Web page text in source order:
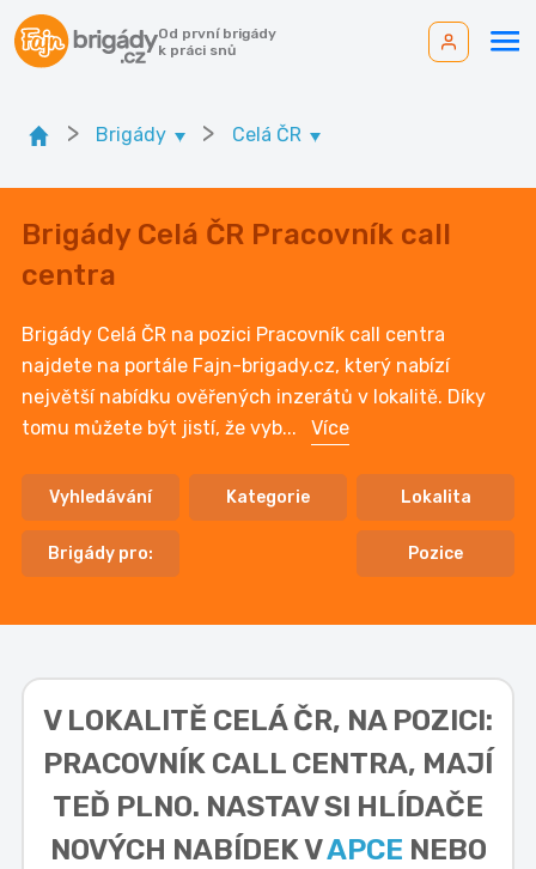
Od první brigády
k práci snů
> Brigády > Celá ČR
Brigády Celá ČR Pracovník call
centra
Brigády Celá ČR na pozici Pracovník call centra
najdete na portále Fajn-brigady.cz, který nabízí
největší nabídku ověřených inzerátů v lokalitě. Díky
tomu můžete být jistí, že vyb... Více
Vyhledávání Kategorie Lokalita
Brigády pro: Pozice
V LOKALITĚ CELÁ ČR, NA POZICI:
PRACOVNÍK CALL CENTRA, MAJÍ
TEĎ PLNO. NASTAV SI HLÍDAČE
NOVÝCH NABÍDEK VAPCE NEBO